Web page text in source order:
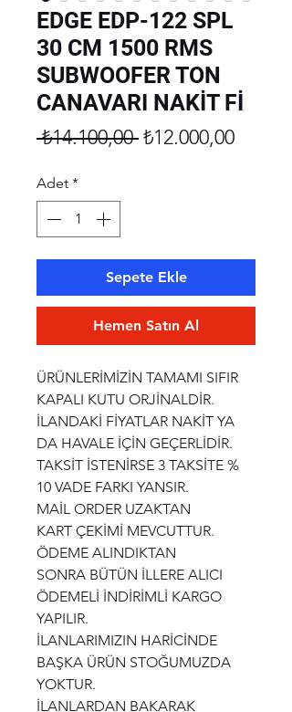
EDGE EDP-122 SPL
30 CM 1500 RMS
SUBWOOFER TON
CANAVARI NAKİT Fİ
₺14.100,00 Normal
₺12.000,00İndirimli
Adet *
Sepete Ekle
Hemen Satın Al
ÜRÜNLERİMİZİN TAMAMI SIFIR
KAPALI KUTU ORJİNALDİR.
İLANDAKİ FİYATLAR NAKİT YA
DA HAVALE İÇİN GEÇERLİDİR.
TAKSİT İSTENİRSE 3 TAKSİTE %
10 VADE FARKI YANSIR.
MAİL ORDER UZAKTAN
KART ÇEKİMİ MEVCUTTUR.
ÖDEME ALINDIKTAN
SONRA BÜTÜN İLLERE ALICI
ÖDEMELİ İNDİRİMLİ KARGO
YAPILIR.
İLANLARIMIZIN HARİCİNDE
BAŞKA ÜRÜN STOĞUMUZDA
YOKTUR.
İLANLARDAN BAKARAK